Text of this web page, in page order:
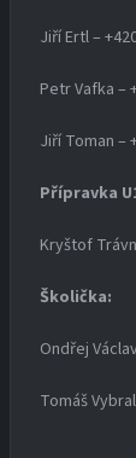
Jiří Ertl –
Petr Vafka –
Jiří Toman –
Přípravka
Kryštof
Školička:
Ondřej
Tomáš